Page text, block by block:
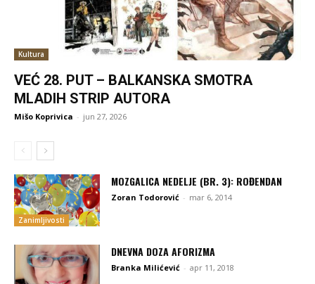
Kultura
VEĆ 28. PUT – BALKANSKA SMOTRA
MLADIH STRIP AUTORA
Mišo Koprivica - jun 27, 2026
Zanimljivosti
MOZGALICA NEDELJE (BR. 3): ROĐENDAN
Zoran Todorović - mar 6, 2014
DNEVNA DOZA AFORIZMA
Branka Milićević - apr 11, 2018